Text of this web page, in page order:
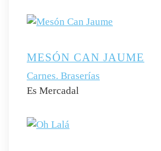
MESÓN CAN JAUME
Carnes. Braserías
Es Mercadal